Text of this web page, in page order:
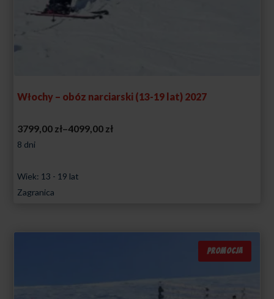
Włochy – obóz narciarski (13-19 lat) 2027
3799,00 zł–4099,00 złZakres
8 dni
Wiek: 13 - 19 lat
Zagranica
PROMOCJA